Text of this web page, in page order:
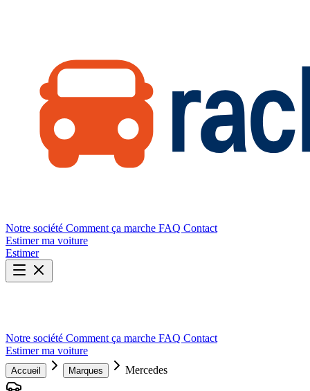
Notre société Comment ça marche FAQ Contact
Estimer ma voiture
Estimer
Notre société Comment ça marche FAQ Contact
Estimer ma voiture
Accueil Marques Mercedes